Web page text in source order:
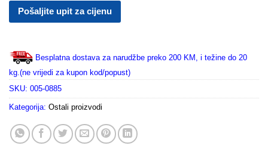
Pošaljite upit za cijenu
Besplatna dostava za narudžbe preko 200 KM, i težine do 20
kg.(ne vrijedi za kupon kod/popust)
SKU: 005-0885
Kategorija: Ostali proizvodi